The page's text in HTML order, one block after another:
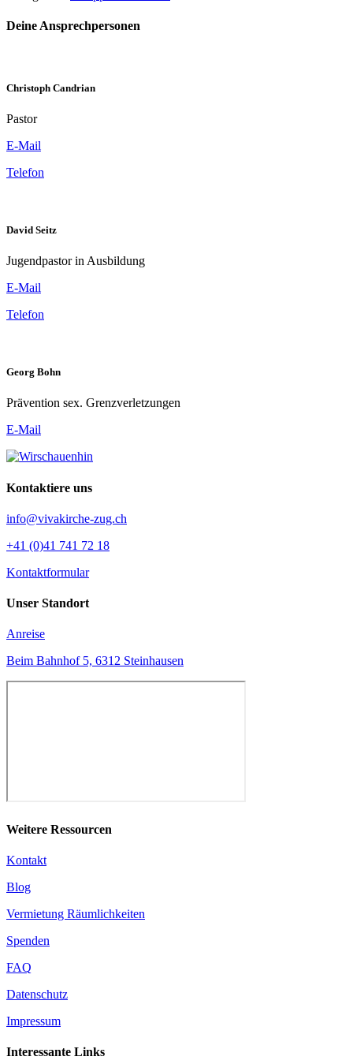
Deine Ansprechpersonen
Christoph Candrian
Pastor
E-Mail
Telefon
David Seitz
Jugendpastor in Ausbildung
E-Mail
Telefon
Georg Bohn
Prävention sex. Grenzverletzungen
E-Mail
Kontaktiere uns
info@vivakirche-zug.ch
+41 (0)41 741 72 18
Kontaktformular
Unser Standort
Anreise
Beim Bahnhof 5, 6312 Steinhausen
Weitere Ressourcen
Kontakt
Blog
Vermietung Räumlichkeiten
Spenden
FAQ
Datenschutz
Impressum
Interessante Links